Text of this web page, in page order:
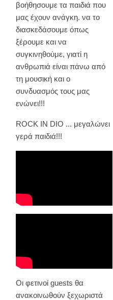
βοήθησουμε τα παιδιά που
μας έχουν ανάγκη. να το
διασκεδάσουμε όπως
ξέρουμε και να
συγκινηθούμε, γιατί η
ανθρωπιά είναι πάνω από
τη μουσική και ο
συνδυασμός τους μας
ενώνει!!!
ROCK IN DIO ... μεγαλώνει
γερά παιδιά!!!
Oι φετινοί guests θα
ανακοινωθούν ξεχωριστά